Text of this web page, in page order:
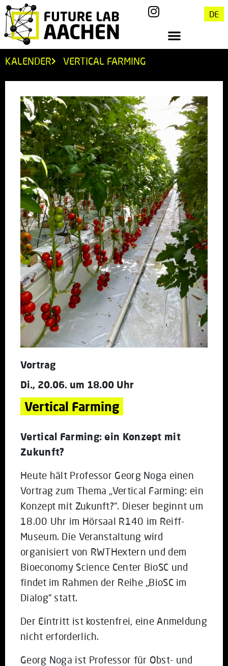
DE
KALENDER VERTICAL FARMING
Vortrag
Di., 20.06. um 18.00 Uhr
Vertical Farming
Vertical Farming: ein Konzept mit
Zukunft?
Heute hält Professor Georg Noga einen
Vortrag zum Thema „Vertical Farming: ein
Konzept mit Zukunft?“. Dieser beginnt um
18.00 Uhr im Hörsaal R140 im Reiff-
Museum. Die Veranstaltung wird
organisiert von RWTHextern und dem
Bioeconomy Science Center BioSC und
findet im Rahmen der Reihe „BioSC im
Dialog“ statt.
Der Eintritt ist kostenfrei, eine Anmeldung
nicht erforderlich.
Georg Noga ist Professor für Obst- und